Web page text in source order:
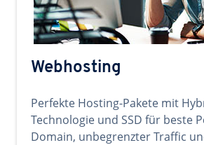
Webhosting
Perfekte Hosting-Pakete mit
Technologie und SSD für beste
Domain, unbegrenzter Traffic